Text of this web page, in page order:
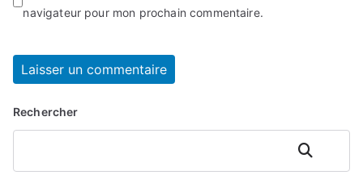
navigateur pour mon prochain commentaire.
Rechercher
Rechercher